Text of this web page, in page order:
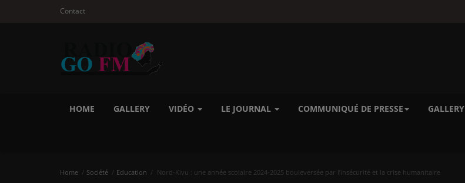
Contact
HOME GALLERY VIDÉO LE JOURNAL COMMUNIQUÉ DE PRESSE GALLERY
Home Société Education Nord-Kivu : une année scolaire 2024-2025 bouleversée par l’insécurité et la crise humanitaire